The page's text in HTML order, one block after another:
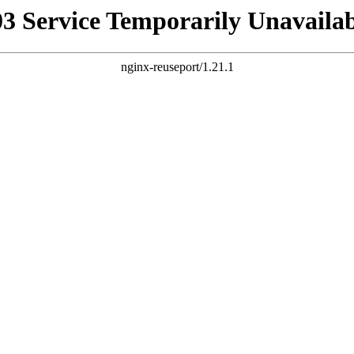
Service Temporarily
nginx-reuseport/1.21.1